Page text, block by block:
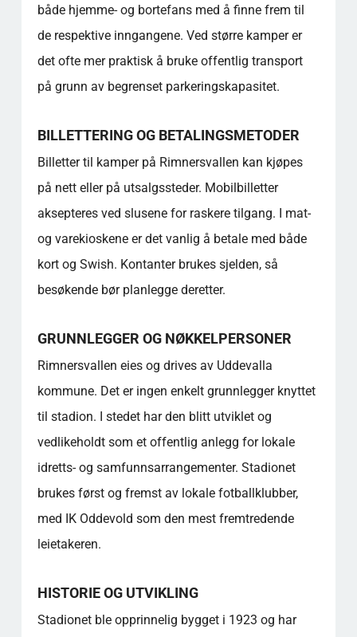
både hjemme- og bortefans med å finne frem til
de respektive inngangene. Ved større kamper er
det ofte mer praktisk å bruke offentlig transport
på grunn av begrenset parkeringskapasitet.
BILLETTERING OG BETALINGSMETODER
Billetter til kamper på Rimnersvallen kan kjøpes
på nett eller på utsalgssteder. Mobilbilletter
aksepteres ved slusene for raskere tilgang. I mat-
og varekioskene er det vanlig å betale med både
kort og Swish. Kontanter brukes sjelden, så
besøkende bør planlegge deretter.
GRUNNLEGGER OG NØKKELPERSONER
Rimnersvallen eies og drives av Uddevalla
kommune. Det er ingen enkelt grunnlegger knyttet
til stadion. I stedet har den blitt utviklet og
vedlikeholdt som et offentlig anlegg for lokale
idretts- og samfunnsarrangementer. Stadionet
brukes først og fremst av lokale fotballklubber,
med IK Oddevold som den mest fremtredende
leietakeren.
HISTORIE OG UTVIKLING
Stadionet ble opprinnelig bygget i 1923 og har
stadion på kampdagen?
Finnes det tilgjengelige fasiliteter for
funksjonsevne?
Kan jeg bruke telefonen min til å vise en
Aksepteres kontanter i mat- og varestands
Hvilke offentlige transportalternativer er
tilgjengelige for å komme seg til stadion?
Er det mulig å få omvisning på stadion
Hvilke fasiliteter er tilgjengelige for fansen
inne på hovedtribunen?
Hvordan finner jeg plassen min hvis jeg ikke
Er det noe å gjøre i nærheten før eller etter en
kamp?
Populære kategorier